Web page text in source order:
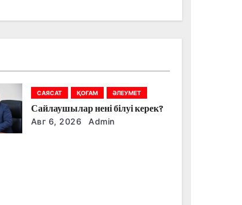
САЯСАТ ҚОҒАМ ӘЛЕУМЕТ
Сайлаушылар нені білуі керек?
Авг 6, 2026 Admin